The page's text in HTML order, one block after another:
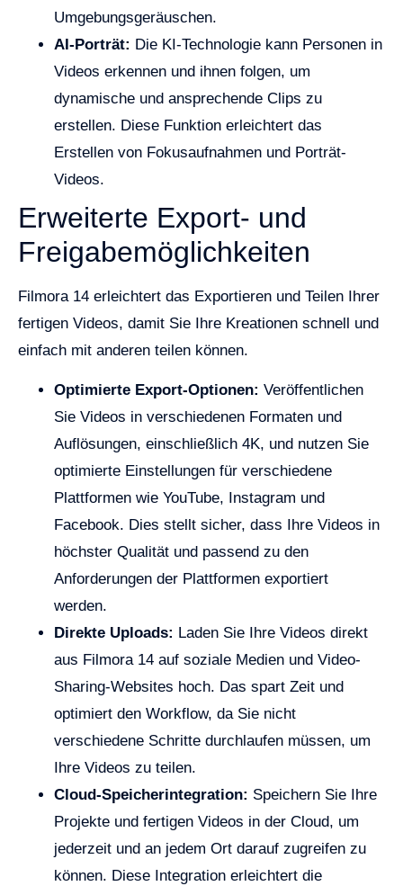
Umgebungsgeräuschen.
AI-Porträt: Die KI-Technologie kann Personen in
Videos erkennen und ihnen folgen, um
dynamische und ansprechende Clips zu
erstellen. Diese Funktion erleichtert das
Erstellen von Fokusaufnahmen und Porträt-
Videos.
Erweiterte Export- und
Freigabemöglichkeiten
Filmora 14 erleichtert das Exportieren und Teilen Ihrer
fertigen Videos, damit Sie Ihre Kreationen schnell und
einfach mit anderen teilen können.
Optimierte Export-Optionen: Veröffentlichen
Sie Videos in verschiedenen Formaten und
Auflösungen, einschließlich 4K, und nutzen Sie
optimierte Einstellungen für verschiedene
Plattformen wie YouTube, Instagram und
Facebook. Dies stellt sicher, dass Ihre Videos in
höchster Qualität und passend zu den
Anforderungen der Plattformen exportiert
werden.
Direkte Uploads: Laden Sie Ihre Videos direkt
aus Filmora 14 auf soziale Medien und Video-
Sharing-Websites hoch. Das spart Zeit und
optimiert den Workflow, da Sie nicht
verschiedene Schritte durchlaufen müssen, um
Ihre Videos zu teilen.
Cloud-Speicherintegration: Speichern Sie Ihre
Projekte und fertigen Videos in der Cloud, um
jederzeit und an jedem Ort darauf zugreifen zu
können. Diese Integration erleichtert die